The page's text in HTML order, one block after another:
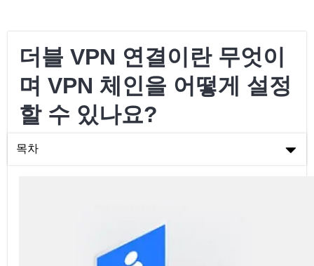
더블 VPN 연결이란 무엇이
며 VPN 체인을 어떻게 설정
할 수 있나요?
목차
더블 VPN 연결은 어떻게 작동하나요?